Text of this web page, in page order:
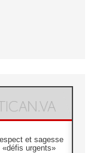
et sagesse
«défis urgents»